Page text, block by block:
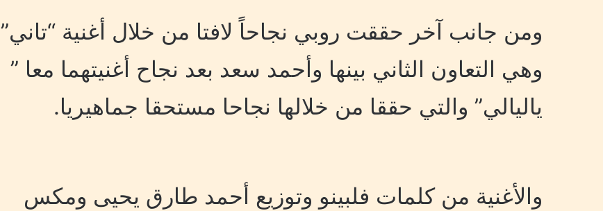
ومن جانب آخر حققت روبي نجاحاً لافتا من خلال أغنية “تاني”
وهي التعاون الثاني بينها وأحمد سعد بعد نجاح أغنيتهما معا ”
ياليالي” والتي حققا من خلالها نجاحا مستحقا جماهيريا.
والأغنية من كلمات فلبينو وتوزيع أحمد طارق يحيى ومكس